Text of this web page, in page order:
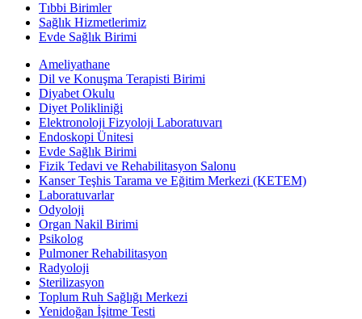
Tıbbi Birimler
Sağlık Hizmetlerimiz
Evde Sağlık Birimi
Ameliyathane
Dil ve Konuşma Terapisti Birimi
Diyabet Okulu
Diyet Polikliniği
Elektronoloji Fizyoloji Laboratuvarı
Endoskopi Ünitesi
Evde Sağlık Birimi
Fizik Tedavi ve Rehabilitasyon Salonu
Kanser Teşhis Tarama ve Eğitim Merkezi (KETEM)
Laboratuvarlar
Odyoloji
Organ Nakil Birimi
Psikolog
Pulmoner Rehabilitasyon
Radyoloji
Sterilizasyon
Toplum Ruh Sağlığı Merkezi
Yenidoğan İşitme Testi